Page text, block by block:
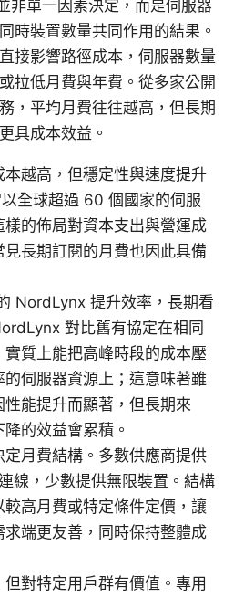
非單一因素決定，而是伺服器
時裝置數量共同作用的結果。
接影響路徑成本，伺服器數量
拉低月費與年費。從多家公開
，平均月費往往越高，但長期
具成本效益。
越高，但穩定性與速度提升
全球超過 60 個國家的伺服
的佈局對資本支出與營運成
長期訂閱的月費也因此具備
NordLynx 提升效率，長期看
對比舊有協定在相同
質上能把高峰時段的成本壓
伺服器資源上；這意味著雖
能提升而顯著，但長期來
的效益會累積。
定月費結構。多數供應商提供
線，少數提供無限裝置。結構
較高月費或特定條件定價，讓
端更友善，同時保持整體成
對特定用戶群有價值。專用